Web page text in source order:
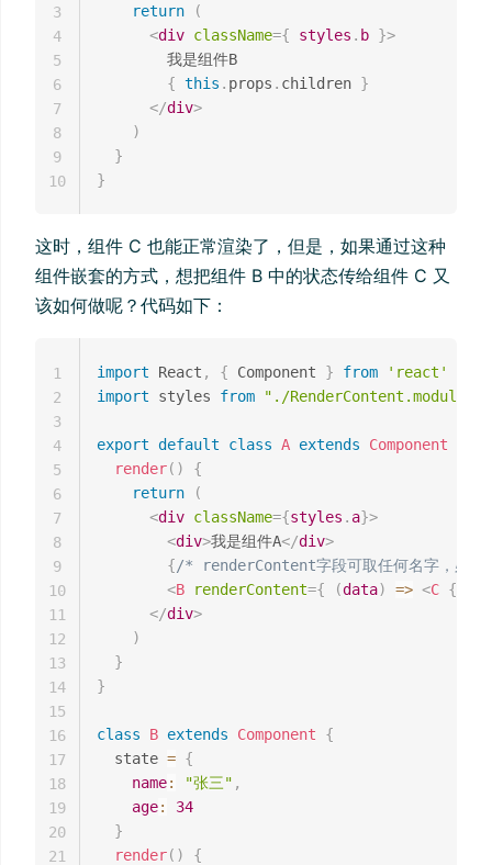
return
(
<div className={ styles . b }>
        我是组件B
{ this . props . children }
</div>
)
}
}
3
4
5
6
7
8
9
10
这时，组件 C 也能正常渲染了，但是，如果通过这种
组件嵌套的方式，想把组件 B 中的状态传给组件 C 又
该如何做呢？代码如下：
import React , { Component } from
'react'
import styles from "./
export default class A extends Component
render( )
{
return
(
<div className={styles . a}>
<div>我是组件A</div>
{/* renderContent字段可取任何名字，必
<B renderContent={ (data) => <C {
</div>
)
}
}
class B extends Component
{
  state
= {
name: "张三" ,
age:
34
}
render( )
{
1
2
3
4
5
6
7
8
9
10
11
12
13
14
15
16
17
18
19
20
21